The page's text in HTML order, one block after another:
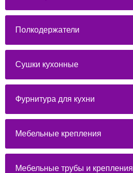
Полкодержатели
Сушки кухонные
Фурнитура для кухни
Мебельные крепления
Мебельные трубы и крепления